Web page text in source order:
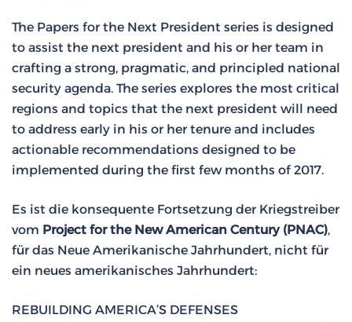
The Papers for the Next President series is designed
to assist the next president and his or her team in
crafting a strong, pragmatic, and principled national
security agenda. The series explores the most critical
regions and topics that the next president will need
to address early in his or her tenure and includes
actionable recommendations designed to be
implemented during the first few months of 2017.
Es ist die konsequente Fortsetzung der Kriegstreiber
vom Project for the New American Century (PNAC),
für das Neue Amerikanische Jahrhundert, nicht für
ein neues amerikanisches Jahrhundert:
REBUILDING AMERICA’S DEFENSES